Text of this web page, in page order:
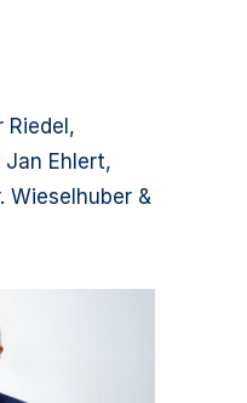
Riedel,
Ehlert,
Wieselhuber &